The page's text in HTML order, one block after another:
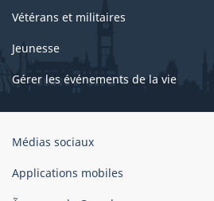
Vétérans et militaires
Jeunesse
Gérer les événements de la vie
Organisation
gouvernement
Médias sociaux
Applications mobiles